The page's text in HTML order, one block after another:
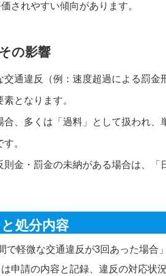
されやすい傾向があります。
の影響
交通違反（例：速度超過による罰
となります。
合、多くは「過料」として扱われ
。
則金・罰金の未納がある場合は、
処分内容
で軽微な交通違反が3回あった場
申請の内容と記録、違反の対応状